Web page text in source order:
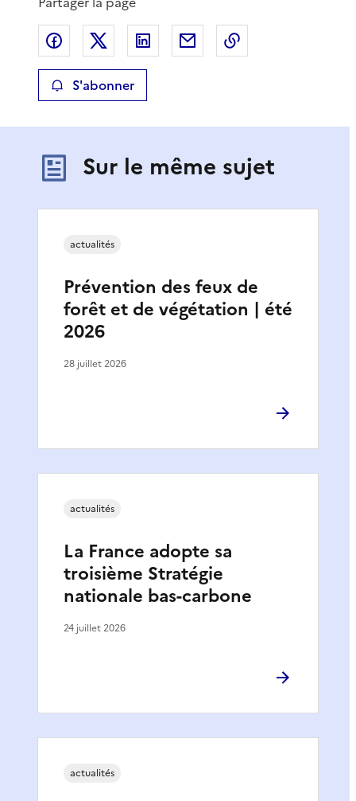
Partager sur Facebook
Partager sur XPartager sur LinkedIn
Partager par email
S'abonner
Sur le même sujet
Prévention des feux de
forêt et de végétation | été
2026
actualités
28 juillet 2026
La France adopte sa
troisième Stratégie
nationale bas-carbone
actualités
24 juillet 2026
actualités